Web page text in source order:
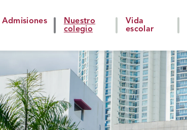
Admisiones
Nuestro
colegio
Vida
escolar